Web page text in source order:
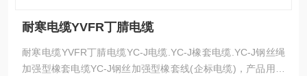
耐寒电缆YVFR丁腈电缆
耐寒电缆YVFR丁腈电缆YC-J电缆.YC-J橡套电缆.YC-J钢丝绳
加强型橡套电缆YC-J钢丝加强型橡套线(企标电缆)，产品用于